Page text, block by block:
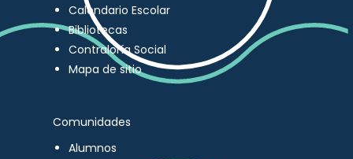
Calendario Escolar
Bibliotecas
Contraloría Social
Mapa de sitio
Comunidades
Alumnos